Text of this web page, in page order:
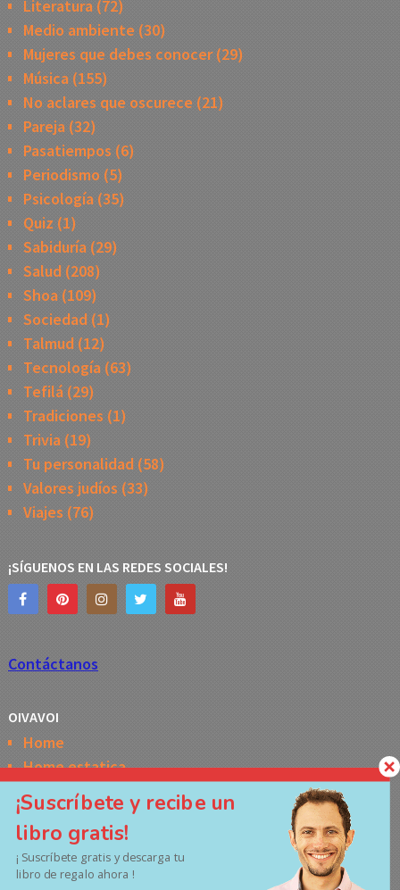
Literatura(72)
Medio ambiente (30)
Mujeres que debes conocer(29)
Música(155)
No aclares que oscurece (21)
Pareja(32)
Pasatiempos (6)
Periodismo (5)
Psicología(35)
Quiz (1)
Sabiduría(29)
Salud (208)
Shoa(109)
Sociedad(1)
Talmud (12)
Tecnología(63)
Tefilá(29)
Tradiciones (1)
Trivia(19)
Tu personalidad(58)
Valores judíos (33)
Viajes (76)
¡SÍGUENOS EN LAS REDES SOCIALES!
Contáctanos
OIVAVOI
Home
Home estatica
Horóscopo semanal de la Kabbalah
Memes
No Access
Políticas de privacidad
¡Suscríbete y recibe un
libro gratis!
¡ Suscríbete gratis y descarga tu
libro de regalo ahora !